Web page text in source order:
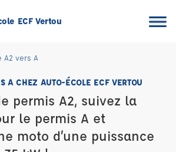
ECF Vertou
A2 vers A
A CHEZ AUTO-ÉCOLE ECF VERTOU
permis A2, suivez la
le permis A et
moto d’une puissance